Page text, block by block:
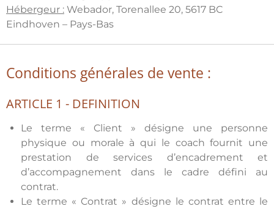
Hébergeur : Webador, Torenallee 20, 5617 BC
Eindhoven – Pays-Bas
Conditions générales de vente :
ARTICLE 1 - DEFINITION
Le terme « Client » désigne une personne
physique ou morale à qui le coach fournit une
prestation de services d’encadrement et
d’accompagnement dans le cadre défini au
contrat.
Le terme « Contrat » désigne le contrat entre le